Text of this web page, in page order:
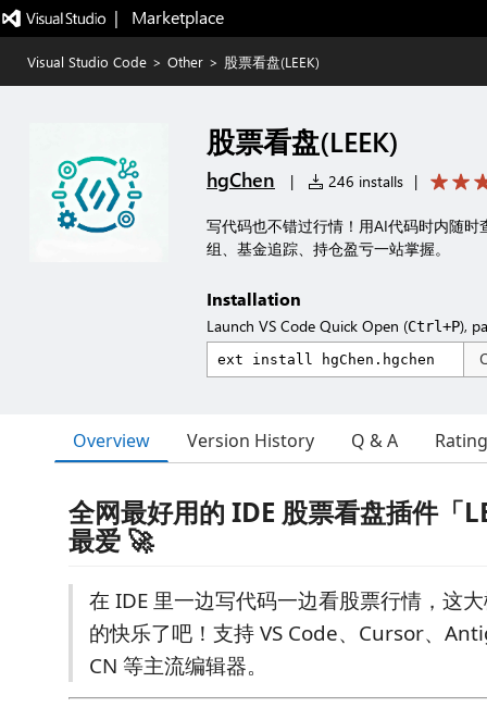
|   Marketplace
Visual Studio Code > Other > 股票看盘(LEEK)
股票看盘(LEEK)
hgChen | 246 installs |
写代码也不错过行情！用AI代码时内随时
组、基金追踪、持仓盈亏一站掌握。
Installation
Launch VS Code Quick Open (Ctrl+P),
Overview Version History Q & A
全网最好用的 IDE 股票看盘插件「
最爱 🚀
在 IDE 里一边写代码一边看股票行情，这
的快乐了吧！支持 VS Code、Cursor、
CN 等主流编辑器。